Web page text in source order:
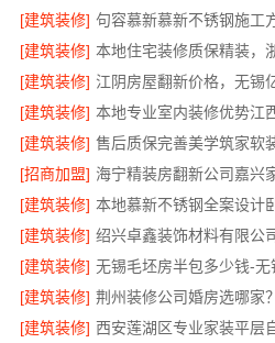
[建筑装修] 句容慕新慕新不锈钢施工
[建筑装修]
[建筑装修] 江阴房屋翻新价格，无锡
[建筑装修] 本地专业室内装修优势江
[建筑装修] 售后质保完善美学筑家软
[招商加盟]
[建筑装修] 本地慕新不锈钢全案设计
[建筑装修]
[建筑装修] 无锡毛坯房半包多少钱-无
[建筑装修] 荆州装修公司婚房选哪家
[建筑装修]